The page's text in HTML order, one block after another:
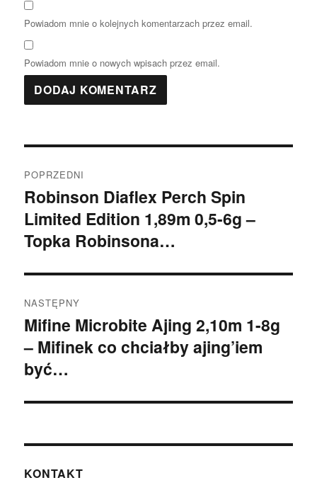
Powiadom mnie o kolejnych komentarzach przez email.
Powiadom mnie o nowych wpisach przez email.
wpisu
POPRZEDNI
Poprzedni
wpis:
Robinson Diaflex Perch Spin
Limited Edition 1,89m 0,5-6g –
Topka Robinsona…
NASTĘPNY
Następny
wpis:
Mifine Microbite Ajing 2,10m 1-8g
– Mifinek co chciałby ajing’iem
być…
KONTAKT